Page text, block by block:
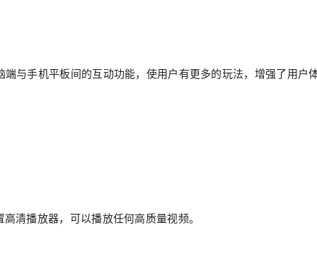
端与手机平板间的互动功能，使用户有更多的玩法，增强了用户
清播放器，可以播放任何高质量视频。